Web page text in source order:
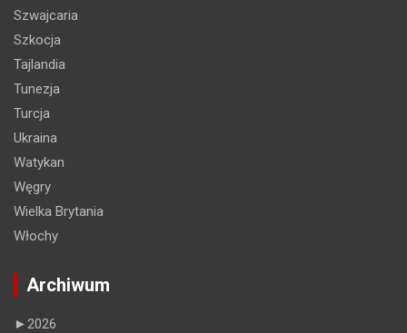
Szwajcaria
Szkocja
Tajlandia
Tunezja
Turcja
Ukraina
Watykan
Węgry
Wielka Brytania
Włochy
Archiwum
► 2026